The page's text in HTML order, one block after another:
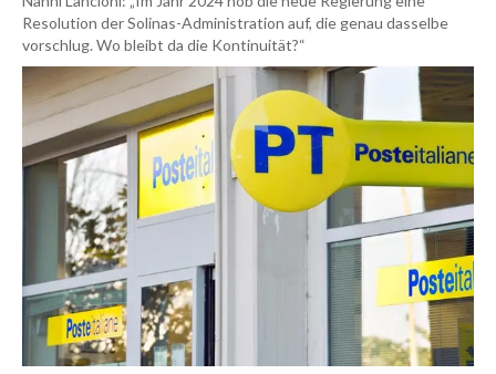
Resolution der Solinas-Administration auf, die genau dasselbe
vorschlug. Wo bleibt da die Kontinuität?“